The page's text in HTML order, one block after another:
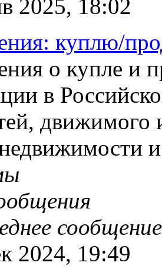
2025, 18:02
куплю/
о купле и
в
сообщение
2024, 19:49